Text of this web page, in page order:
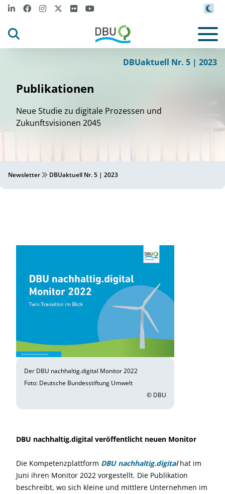
©Canva
/M
t
i
zova von Ge
t
ty
m
DBUaktuell Nr. 5 | 2023
Publikationen
Neue Studie zu digitale Prozessen und
Zukunftsvisionen 2045
Newsletter DBUaktuell Nr. 5 | 2023
Der DBU nachhaltig.digital Monitor 2022
Foto: Deutsche Bundesstiftung Umwelt
© DBU
DBU nachhaltig.digital veröffentlicht neuen Monitor
Die Kompetenzplattform DBU nachhaltig.digitalhat im
Juni ihren Monitor 2022 vorgestellt. Die Publikation
beschreibt, wo sich kleine und mittlere Unternehmen im